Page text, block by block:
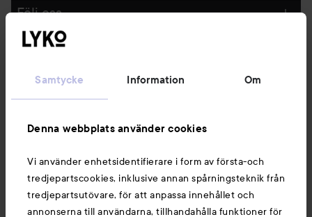
Samtycke Information Om
Denna webbplats använder cookies
Vi använder enhetsidentifierare i form av första-och
tredjepartscookies, inklusive annan spårningsteknik från
tredjepartsutövare, för att anpassa innehållet och
annonserna till användarna, tillhandahålla funktioner för
Följ oss
Du kanske också gillar